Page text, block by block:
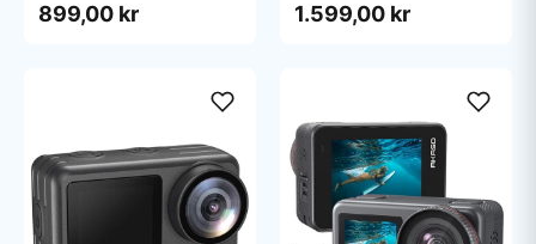
899,00 kr
Waterproof
1.599,00 kr